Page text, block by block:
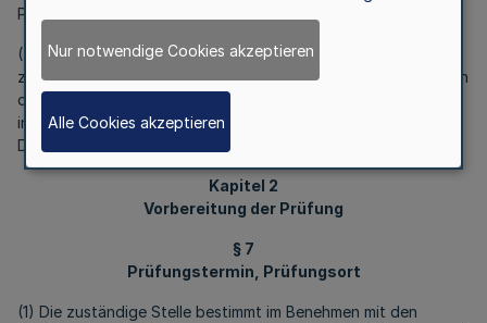
Prüfungsausschuss zusammentreten.
(4) Der Prüfungsausschuss führt seine Geschäfte selbst. Die
zuständige Stelle bestimmt im Benehmen mit den Vorsitzenden
der Prüfungsausschüsse Näheres zur Geschäftsführung,
insbesondere zu Einladungen, zur Protokollführung und zur
Durchführung der Beschlüsse.
Kapitel 2
Vorbereitung der Prüfung
§ 7
Prüfungstermin, Prüfungsort
(1) Die zuständige Stelle bestimmt im Benehmen mit den
Nur notwendige Cookies akzeptieren
Alle Cookies akzeptieren